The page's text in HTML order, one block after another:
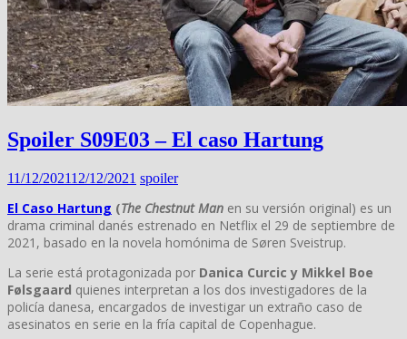
Spoiler S09E03 – El caso Hartung
11/12/202112/12/2021 spoiler
El Caso Hartung (The Chestnut Man en su versión original) es un
drama criminal danés estrenado en Netflix el 29 de septiembre de
2021, basado en la novela homónima de Søren Sveistrup.
La serie está protagonizada por Danica Curcic y Mikkel Boe
Følsgaard quienes interpretan a los dos investigadores de la
policía danesa, encargados de investigar un extraño caso de
asesinatos en serie en la fría capital de Copenhague.